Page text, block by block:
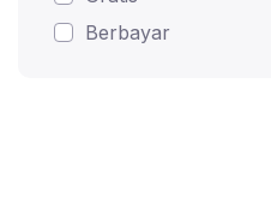
Berbayar